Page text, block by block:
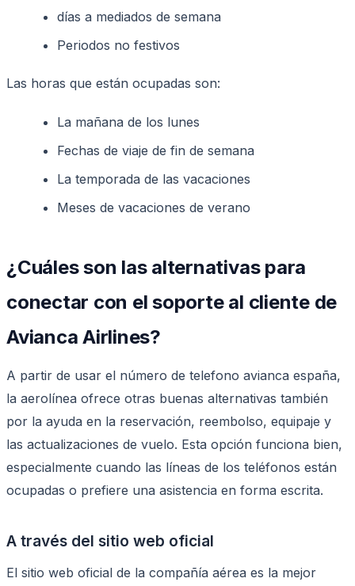
días a mediados de semana
Periodos no festivos
Las horas que están ocupadas son:
La mañana de los lunes
Fechas de viaje de fin de semana
La temporada de las vacaciones
Meses de vacaciones de verano
¿Cuáles son las alternativas para
conectar con el soporte al cliente de
Avianca Airlines?
A partir de usar el número de telefono avianca españa,
la aerolínea ofrece otras buenas alternativas también
por la ayuda en la reservación, reembolso, equipaje y
las actualizaciones de vuelo. Esta opción funciona bien,
especialmente cuando las líneas de los teléfonos están
ocupadas o prefiere una asistencia en forma escrita.
A través del sitio web oficial
El sitio web oficial de la compañía aérea es la mejor